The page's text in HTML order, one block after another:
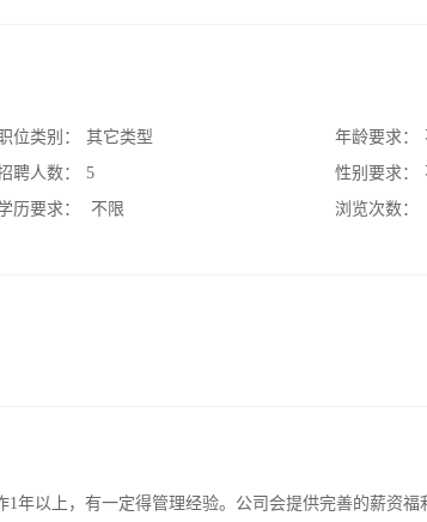
位类别：
其它类型
聘人数：
5
历要求：
不限
年龄要求：
性别要求：
浏览次数：
年以上，有一定得管理经验。公司会提供完善的薪资福